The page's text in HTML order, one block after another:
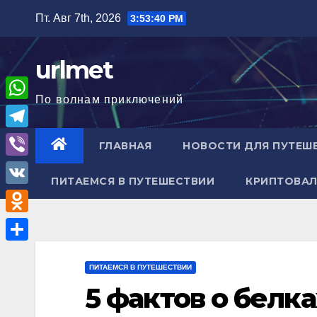
содержимому
Пт. Авг 7th, 2026 3:53:42 PM
urlmet
По волнам приключений
ГЛАВНАЯ НОВОСТИ ДЛЯ
ПИТАЕМСЯ В ПУТЕШЕСТВИИ
ПИТАЕМСЯ В ПУТЕШЕСТВИИ
5 фактов о
W
h
a
A
T
e
l
e
g
V
i
b
e
V
K
O